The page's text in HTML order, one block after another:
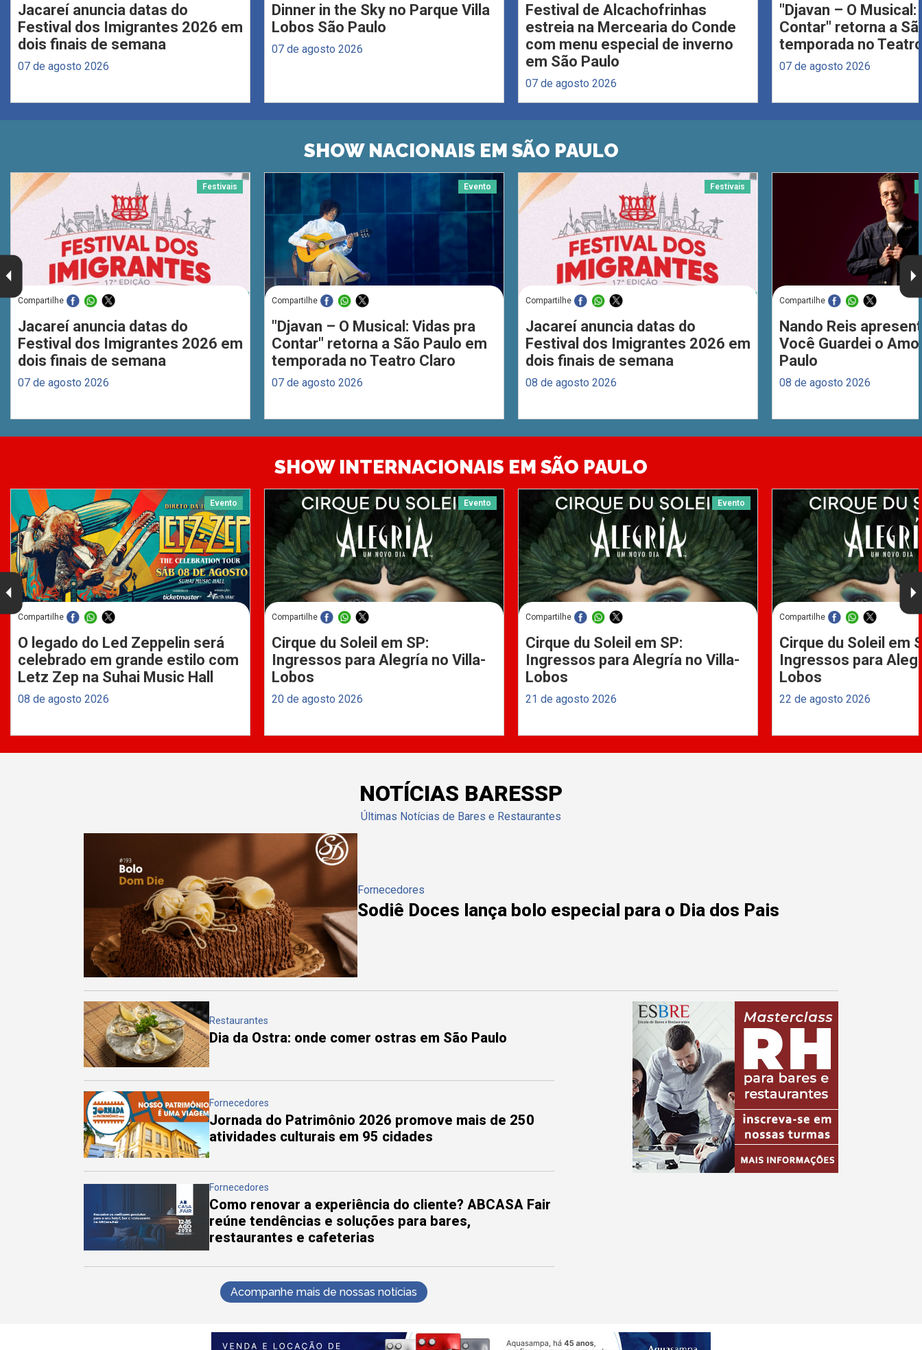
Jacareí anuncia datas do
Festival dos Imigrantes 2026 em
dois finais de semana
07 de agosto 2026
Dinner in the Sky no Parque Villa
Lobos São Paulo
07 de agosto 2026
Festival de Alcachofrinhas
estreia na Mercearia do Conde
com menu especial de inverno
em São Paulo
07 de agosto 2026
"Djavan – O Musical:
Contar" retorna a
temporada no
07 de agosto 2026
SHOW NACIONAIS EM SÃO PAULO
Festivais
Compartilhe
Jacareí anuncia datas do
Festival dos Imigrantes 2026 em
dois finais de semana
07 de agosto 2026
Evento
Compartilhe
"Djavan – O Musical: Vidas pra
Contar" retorna a São Paulo em
temporada no Teatro Claro
07 de agosto 2026
Festivais
Compartilhe
Jacareí anuncia datas do
Festival dos Imigrantes 2026 em
dois finais de semana
08 de agosto 2026
Compartilhe
Nando Reis
Você Guardei o
Paulo
08 de agosto 2026
SHOW INTERNACIONAIS EM SÃO PAULO
Evento
Compartilhe
O legado do Led Zeppelin será
celebrado em grande estilo com
Letz Zep na Suhai Music Hall
08 de agosto 2026
Evento
Compartilhe
Cirque du Soleil em SP:
Ingressos para Alegría no Villa-
Lobos
20 de agosto 2026
Evento
Compartilhe
Cirque du Soleil em SP:
Ingressos para Alegría no Villa-
Lobos
21 de agosto 2026
Compartilhe
Cirque du Soleil em
Ingressos para
Lobos
22 de agosto 2026
NOTÍCIAS BARESSP
Últimas Notícias de Bares e Restaurantes
Fornecedores
Sodiê Doces lança bolo especial para o Dia dos Pais
Restaurantes
Dia da Ostra: onde comer ostras em São Paulo
Fornecedores
Jornada do Patrimônio 2026 promove mais de 250
atividades culturais em 95 cidades
Fornecedores
Como renovar a experiência do cliente? ABCASA Fair
reúne tendências e soluções para bares,
restaurantes e cafeterias
Acompanhe mais de nossas notícias